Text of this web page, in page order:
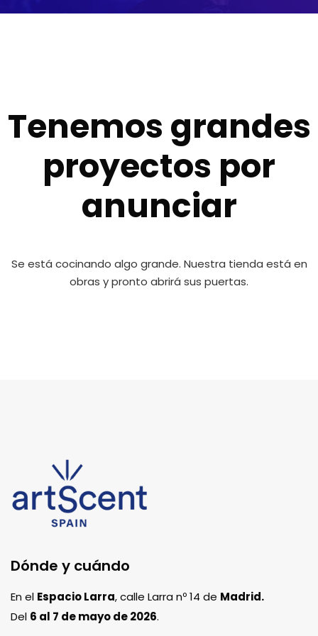
Tenemos grandes
proyectos por
anunciar
Se está cocinando algo grande. Nuestra tienda está en
obras y pronto abrirá sus puertas.
Dónde y cuándo
En el Espacio Larra, calle Larra nº 14 de Madrid.
Del 6 al 7 de mayo de 2026.